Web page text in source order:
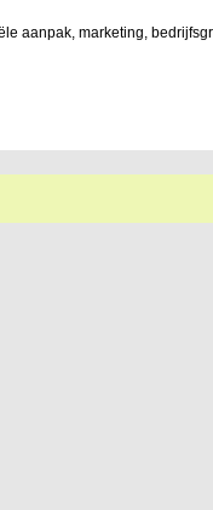
aanpak, marketing,